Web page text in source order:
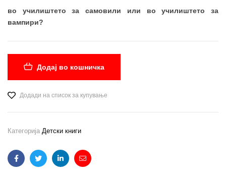
во училиштето за самовили или во училиштето за
вампири?
Додај во кошничка
Додади на список за купување
Категорија Детски книги
FacebookTwitterLinkedinEmail